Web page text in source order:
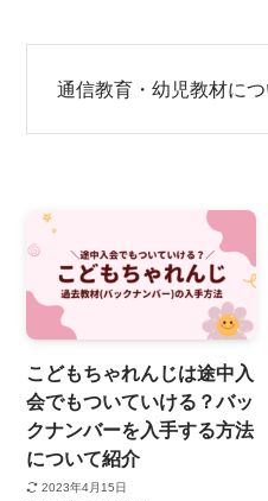
通信教育・幼児教材につ
こどもちゃれんじは途中入
会でもついていける？バッ
クナンバーを入手する方法
について紹介
2023年4月15日